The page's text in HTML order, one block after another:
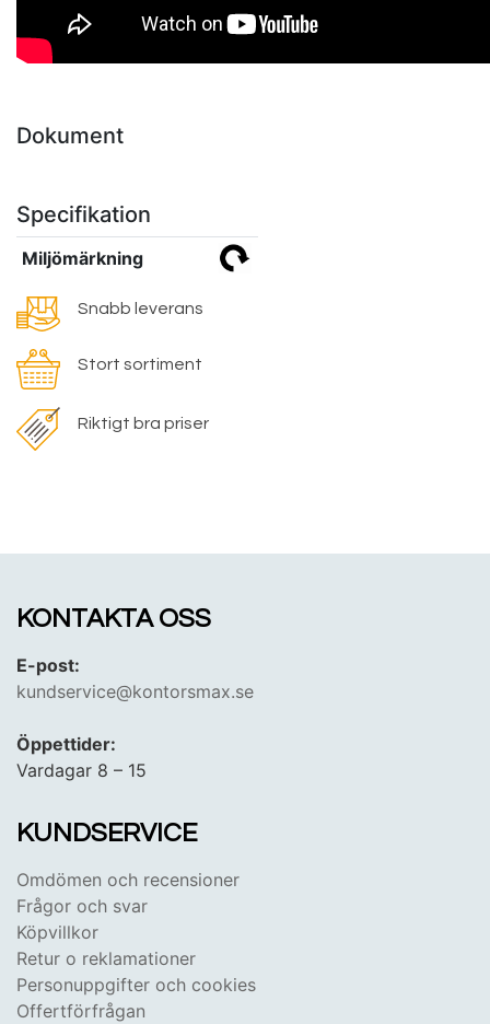
Dokument
Specifikation
Miljömärkning
Snabb leverans
Stort sortiment
Riktigt bra priser
KONTAKTA OSS
E-post:
kundservice@kontorsmax.se
Öppettider:
Vardagar 8 – 15
KUNDSERVICE
Omdömen och recensioner
Frågor och svar
Köpvillkor
Retur o reklamationer
Personuppgifter och cookies
Offertförfrågan